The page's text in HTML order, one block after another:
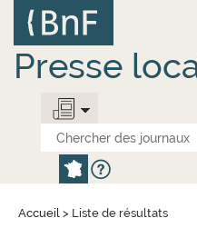
contenu
principal
Presse
Accueil > Liste de résultats
Panneau de gestion des cookies